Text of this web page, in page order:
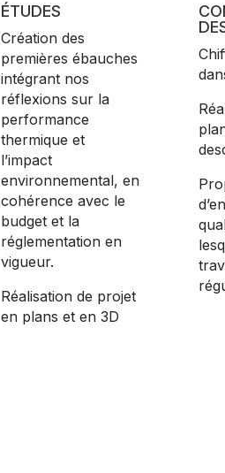
ÉTUDES
Création des
premières ébauches
intégrant nos
réflexions sur la
performance
thermique et
l’impact
environnemental, en
cohérence avec le
budget et la
réglementation en
vigueur.
Réalisation de projet
en plans et en 3D